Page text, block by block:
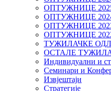
ОПТУЖНИЦЕ
ОПТУЖНИЦЕ
ОПТУЖНИЦЕ
ОПТУЖНИЦЕ
ТУЖИЛАЧКЕ
ОСТАЛЕ
Индивидуални и
Семинари и
Извјештаји
Стратегије